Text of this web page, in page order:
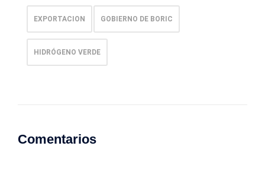
EXPORTACION GOBIERNO DE BORIC
HIDRÓGENO VERDE
Comentarios